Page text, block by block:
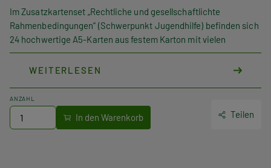
Im Zusatzkartenset „Rechtliche und gesellschaftlichte
Rahmenbedingungen“ (Schwerpunkt Jugendhilfe) befinden sich
24 hochwertige A5-Karten aus festem Karton mit vielen
Lernsituationen zum Thema Recht in der Jugendhilfe.
Jedes Zusatzkartenset ist nur in Kombination mit dem
Grundkartenset „Klippensteiger“ (Bestell-Nr. 4779) verwendbar.
Kompetenzorientierter Brückenschlag zwischen Theorie und
Praxis: Mithilfe der „Klippensteiger“ ist es Lehrkräften möglich,
WEITERLESEN
ANZAHL
Teilen